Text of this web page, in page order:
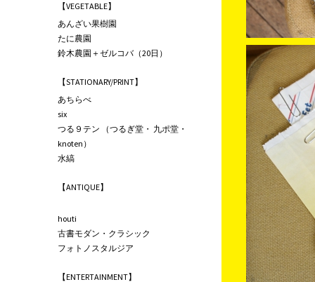
【VEGETABLE】
あんざい果樹園
たに農園
鈴木農園＋ゼルコバ（20日）
【STATIONARY/PRINT】
あちらべ
six
つる９テン （つるぎ堂・ 九ポ堂・
knoten）
水縞
【ANTIQUE】
houti
古書モダン・クラシック
フォトノスタルジア
【ENTERTAINMENT】